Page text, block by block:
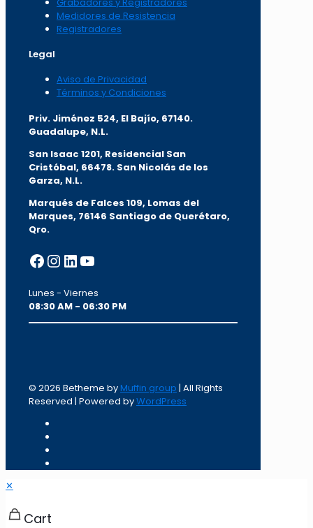
Medidores de Resistencia
Registradores
Legal
Aviso de Privacidad
Términos y Condiciones
Priv. Jiménez 524, El Bajío, 67140.
Guadalupe, N.L.
San Isaac 1201, Residencial San
Cristóbal, 66478. San Nicolás de los
Garza, N.L.
Marqués de Falces 109, Lomas del
Marques, 76146 Santiago de Querétaro,
Qro.
Facebook
Instagram
LinkedIn
YouTube
Lunes - Viernes
08:30 AM - 06:30 PM
© 2026 Betheme by Muffin group | All Rights
Reserved | Powered byWordPress
✕
Cart